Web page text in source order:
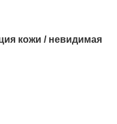
кожи / невидимая